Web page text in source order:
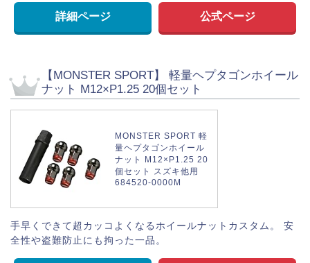
詳細ページ 公式ページ
【MONSTER SPORT】 軽量ヘプタゴンホイール
ナット M12×P1.25 20個セット
MONSTER SPORT 軽
量ヘプタゴンホイール
ナット M12×P1.25 20
個セット スズキ他用
684520-0000M
手早くできて超カッコよくなるホイールナットカスタム。 安
全性や盗難防止にも拘った一品。